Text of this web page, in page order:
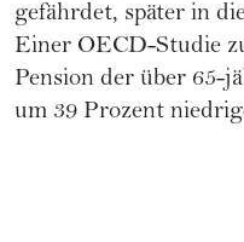
gefährdet, später in
Einer OECD-Studie
Pension der über 65-
um 39 Prozent